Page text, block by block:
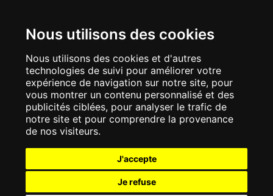
Nous utilisons des cookies
Nous utilisons des cookies et d'autres
technologies de suivi pour améliorer votre
expérience de navigation sur notre site, pour
vous montrer un contenu personnalisé et des
publicités ciblées, pour analyser le trafic de
notre site et pour comprendre la provenance
de nos visiteurs.
J'accepte
Je refuse